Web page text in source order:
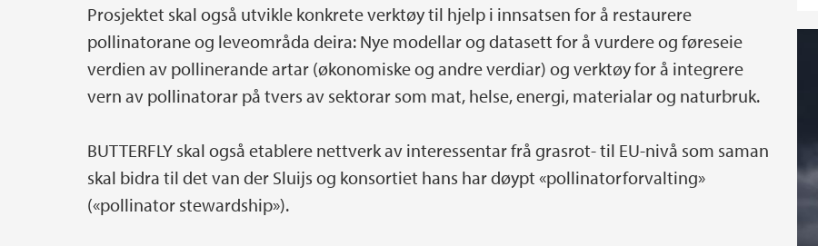
Prosjektet skal også utvikle konkrete verktøy til hjelp i innsatsen for å restaurere
pollinatorane og leveområda deira: Nye modellar og datasett for å vurdere og føreseie
verdien av pollinerande artar (økonomiske og andre verdiar) og verktøy for å integrere
vern av pollinatorar på tvers av sektorar som mat, helse, energi, materialar og naturbruk.
BUTTERFLY skal også etablere nettverk av interessentar frå grasrot- til EU-nivå som saman
skal bidra til det van der Sluijs og konsortiet hans har døypt «pollinatorforvalting»
(«pollinator stewardship»).